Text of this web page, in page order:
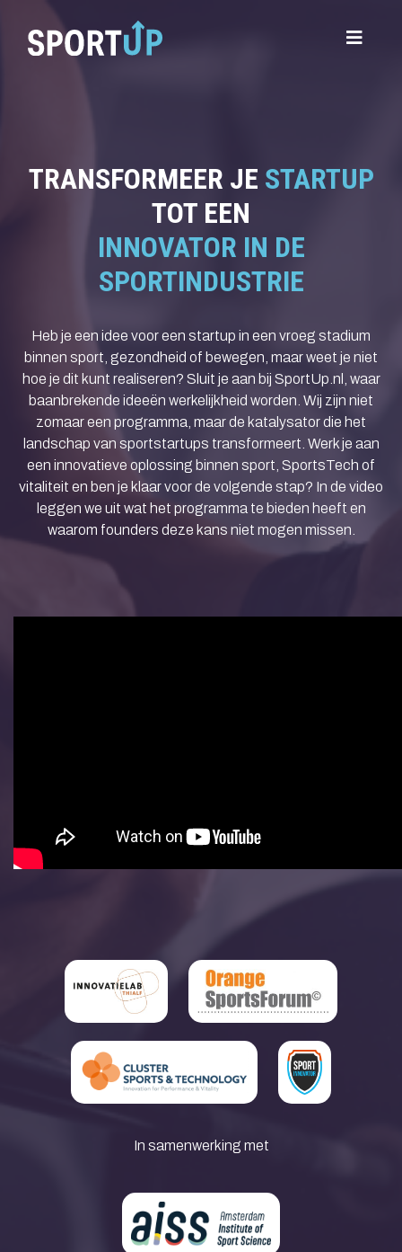
TRANSFORMEER JE STARTUP
TOT EEN
INNOVATOR IN DE
SPORTINDUSTRIE
Heb je een idee voor een startup in een vroeg stadium
binnen sport, gezondheid of bewegen, maar weet je niet
hoe je dit kunt realiseren? Sluit je aan bij SportUp.nl, waar
baanbrekende ideeën werkelijkheid worden. Wij zijn niet
zomaar een programma, maar de katalysator die het
landschap van sportstartups transformeert. Werk je aan
een innovatieve oplossing binnen sport, SportsTech of
vitaliteit en ben je klaar voor de volgende stap? In de video
leggen we uit wat het programma te bieden heeft en
waarom founders deze kans niet mogen missen.
In samenwerking met